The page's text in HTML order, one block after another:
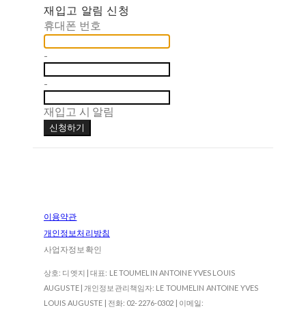
재입고 알림 신청
휴대폰 번호
-
-
재입고 시 알림
신청하기
이용약관
개인정보처리방침
사업자정보확인
상호: 디엣지 | 대표: LE TOUMELIN ANTOINE YVES LOUIS
AUGUSTE | 개인정보관리책임자: LE TOUMELIN ANTOINE YVES
LOUIS AUGUSTE | 전화: 02-2276-0302 | 이메일: